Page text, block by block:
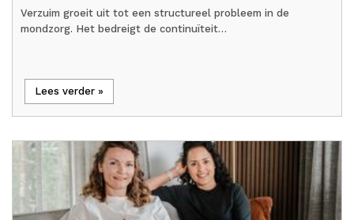
Verzuim groeit uit tot een structureel probleem in de
mondzorg. Het bedreigt de continuïteit…
Lees verder »